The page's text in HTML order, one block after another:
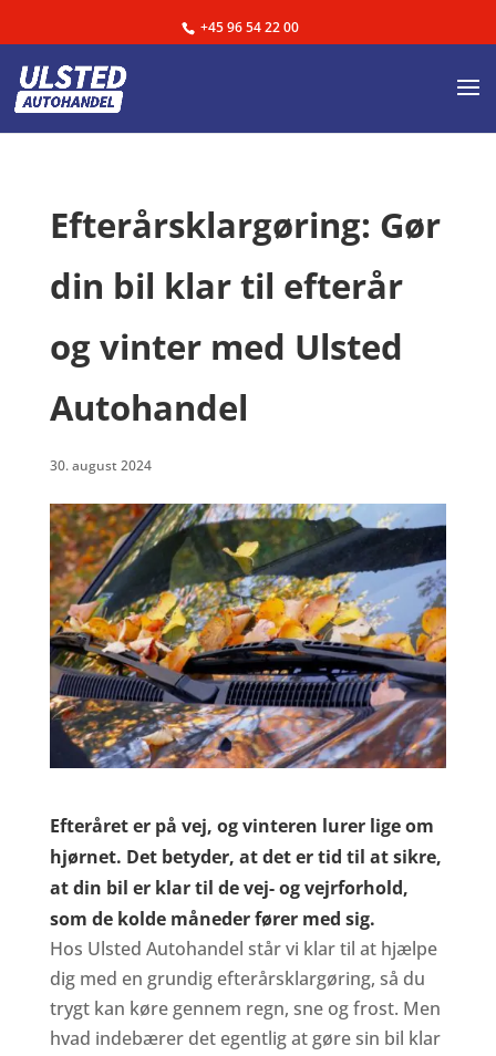
+45 96 54 22 00
Efterårsklargøring: Gør
din bil klar til efterår
og vinter med Ulsted
Autohandel
30. august 2024
Efteråret er på vej, og vinteren lurer lige om
hjørnet. Det betyder, at det er tid til at sikre,
at din bil er klar til de vej- og vejrforhold,
som de kolde måneder fører med sig.
Hos Ulsted Autohandel står vi klar til at hjælpe
dig med en grundig efterårsklargøring, så du
trygt kan køre gennem regn, sne og frost. Men
hvad indebærer det egentlig at gøre sin bil klar